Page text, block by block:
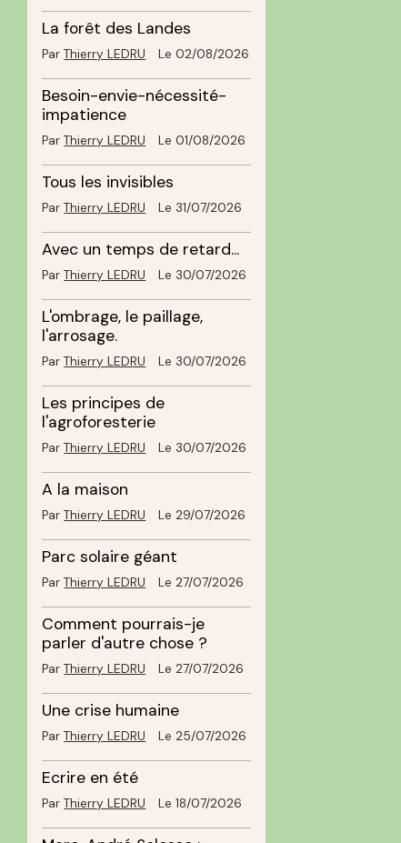
La forêt des Landes
ParThierry LEDRU Le 02/08/2026
Besoin-envie-nécessité-
impatience
ParThierry LEDRU Le 01/08/2026
Tous les invisibles
ParThierry LEDRU Le 31/07/2026
Avec un temps de retard...
ParThierry LEDRU Le 30/07/2026
L'ombrage, le paillage,
l'arrosage.
ParThierry LEDRU Le 30/07/2026
Les principes de
l'agroforesterie
ParThierry LEDRU Le 30/07/2026
A la maison
ParThierry LEDRU Le 29/07/2026
Parc solaire géant
ParThierry LEDRU Le 27/07/2026
Comment pourrais-je
parler d'autre chose ?
ParThierry LEDRU Le 27/07/2026
Une crise humaine
ParThierry LEDRU Le 25/07/2026
Ecrire en été
ParThierry LEDRU Le 18/07/2026